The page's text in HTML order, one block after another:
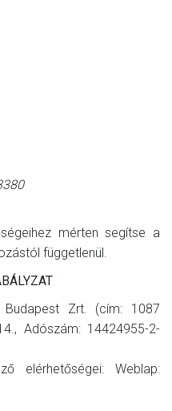
mérten segítse a
függetlenül.
Zrt. (cím: 1087
Adószám: 14424955-2-
elérhetőségei: Weblap: